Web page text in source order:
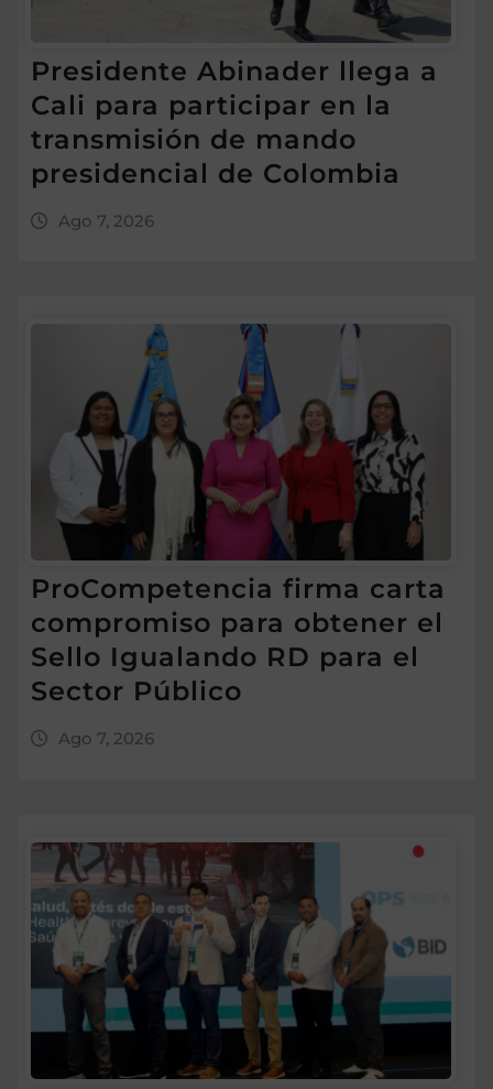
Presidente Abinader llega a
Cali para participar en la
transmisión de mando
presidencial de Colombia
Ago 7, 2026
ProCompetencia firma carta
compromiso para obtener el
Sello Igualando RD para el
Sector Público
Ago 7, 2026